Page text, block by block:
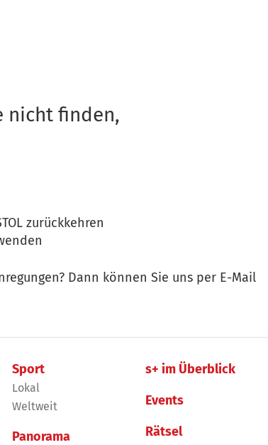
nicht finden,
zurückkehren
Dann können Sie uns per E-Mail
Sport
Lokal
Weltweit
Panorama
s+ im Überblick
Events
Rätsel